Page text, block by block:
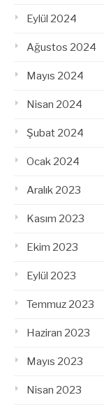
Eylül 2024
Ağustos 2024
Mayıs 2024
Nisan 2024
Şubat 2024
Ocak 2024
Aralık 2023
Kasım 2023
Ekim 2023
Eylül 2023
Temmuz 2023
Haziran 2023
Mayıs 2023
Nisan 2023